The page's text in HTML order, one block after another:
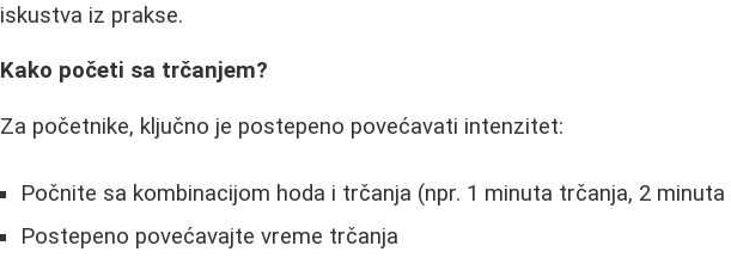
iskustva iz prakse.
Kako početi sa trčanjem?
Za početnike, ključno je postepeno povećavati intenzitet:
Počnite sa kombinacijom hoda i trčanja (npr. 1 minuta trčanja, 2 minuta
Postepeno povećavajte vreme trčanja